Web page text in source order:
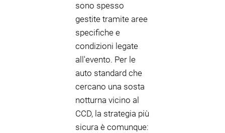
sono spesso
gestite tramite aree
specifiche e
condizioni legate
all'evento. Per le
auto standard che
cercano una sosta
notturna vicino al
CCD, la strategia più
sicura è comunque: